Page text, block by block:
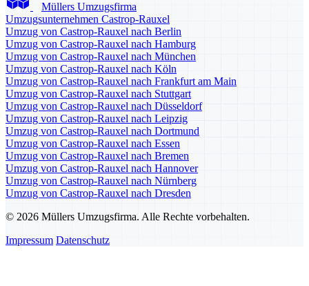
Müllers Umzugsfirma
Umzugsunternehmen Castrop-Rauxel
Umzug von Castrop-Rauxel nach Berlin
Umzug von Castrop-Rauxel nach Hamburg
Umzug von Castrop-Rauxel nach München
Umzug von Castrop-Rauxel nach Köln
Umzug von Castrop-Rauxel nach Frankfurt am Main
Umzug von Castrop-Rauxel nach Stuttgart
Umzug von Castrop-Rauxel nach Düsseldorf
Umzug von Castrop-Rauxel nach Leipzig
Umzug von Castrop-Rauxel nach Dortmund
Umzug von Castrop-Rauxel nach Essen
Umzug von Castrop-Rauxel nach Bremen
Umzug von Castrop-Rauxel nach Hannover
Umzug von Castrop-Rauxel nach Nürnberg
Umzug von Castrop-Rauxel nach Dresden
© 2026 Müllers Umzugsfirma. Alle Rechte vorbehalten.
Impressum Datenschutz